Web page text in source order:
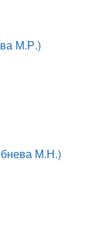
М.Р.)
М.Н.)